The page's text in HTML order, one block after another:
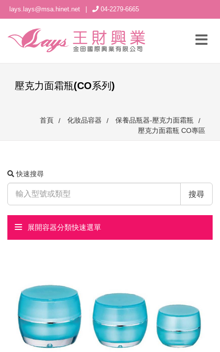
lays.lays@msa.hinet.net 04-2279-6665
壓克力面霜瓶(CO系列)
首頁 化妝品容器
保養品瓶器-壓克力面霜瓶
壓克力面霜瓶 CO專區
快速搜尋
搜尋
展開容器分類快速選單